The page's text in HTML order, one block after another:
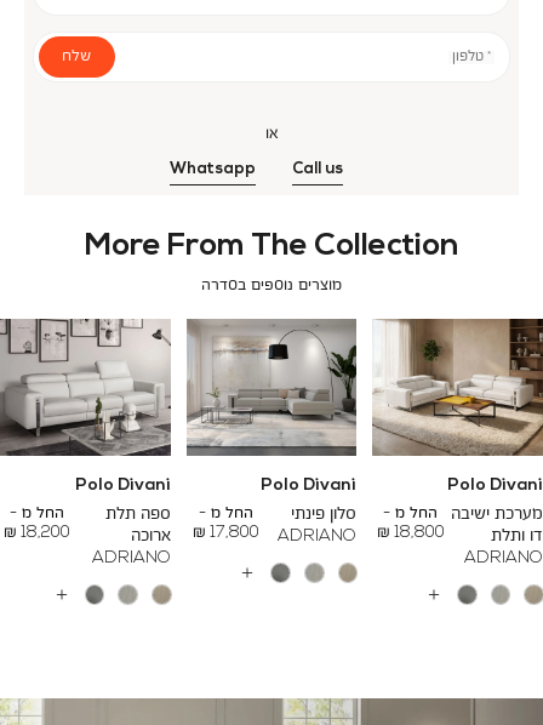
* טלפון שלח
או
Call us
Whatsapp
More From The Collection
מוצרים נוספים בסדרה
Polo Divani
מערכת ישיבה
דו ותלת
ADRIANO
החל מ -
18,800 ₪
To
24,500 ₪
עוד
Polo Divani
סלון פינתי
ADRIANO
החל מ -
17,800 ₪
To
26,700 ₪
עוד
Polo Divani
ספה תלת
ארוכה
ADRIANO
החל מ -
18,200 ₪
To
23,200 ₪
עוד